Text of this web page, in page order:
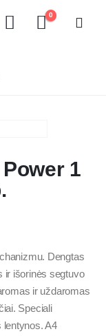
0
1
Dengtas
ir išorinės segtuvo
ir uždaromas
Speciali
lentynos. A4